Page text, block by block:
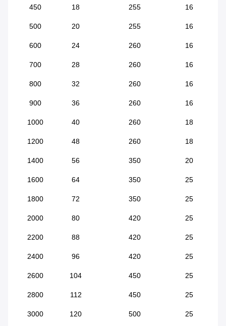
450 18 255 16
500 20 255 16
600 24 260 16
700 28 260 16
800 32 260 16
900 36 260 16
1000 40 260 18
1200 48 260 18
1400 56 350 20
1600 64 350 25
1800 72 350 25
2000 80 420 25
2200 88 420 25
2400 96 420 25
2600 104 450 25
2800 112 450 25
3000 120 500 25